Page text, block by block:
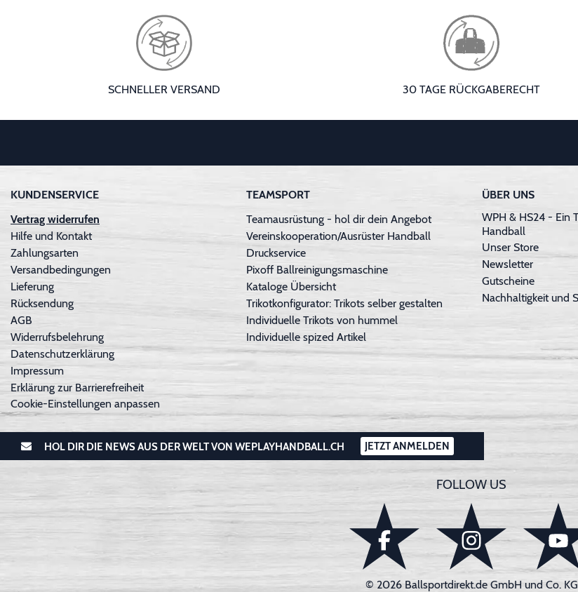
SCHNELLER VERSAND 30 TAGE RÜCKGABERECHT
KUNDENSERVICE
Vertrag widerrufen
Hilfe und Kontakt
Zahlungsarten
Versandbedingungen
Lieferung
Rücksendung
AGB
Widerrufsbelehrung
Datenschutzerklärung
Impressum
Erklärung zur Barrierefreiheit
Cookie-Einstellungen anpassen
TEAMSPORT
Teamausrüstung - hol dir dein Angebot
Vereinskooperation/Ausrüster Handball
Druckservice
Pixoff Ballreinigungsmaschine
Kataloge Übersicht
Trikotkonfigurator: Trikots selber gestalten
Individuelle Trikots von hummel
Individuelle spized Artikel
ÜBER UNS
WPH & HS24 - Ein
Handball
Unser Store
Newsletter
Gutscheine
Nachhaltigkeit und
HOL DIR DIE NEWS AUS DER WELT VON WEPLAYHANDBALL.CH JETZT ANMELDEN
FOLLOW US
© 2026 Ballsportdirekt.de GmbH und Co. KG